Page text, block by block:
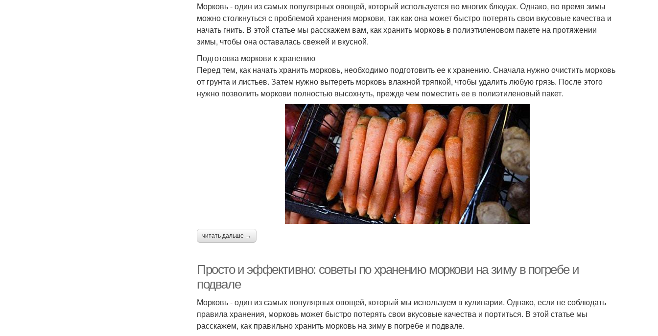
Морковь - один из самых популярных овощей, который используется во многих блюдах. Однако, во время зимы
можно столкнуться с проблемой хранения моркови, так как она может быстро потерять свои вкусовые качества и
начать гнить. В этой статье мы расскажем вам, как хранить морковь в полиэтиленовом пакете на протяжении
зимы, чтобы она оставалась свежей и вкусной.
Подготовка моркови к хранению
Перед тем, как начать хранить морковь, необходимо подготовить ее к хранению. Сначала нужно очистить морковь
от грунта и листьев. Затем нужно вытереть морковь влажной тряпкой, чтобы удалить любую грязь. После этого
нужно позволить моркови полностью высохнуть, прежде чем поместить ее в полиэтиленовый пакет.
читать дальше →
Просто и эффективно: советы по хранению моркови на зиму в погребе и
подвале
Морковь - один из самых популярных овощей, который мы используем в кулинарии. Однако, если не соблюдать
правила хранения, морковь может быстро потерять свои вкусовые качества и портиться. В этой статье мы
расскажем, как правильно хранить морковь на зиму в погребе и подвале.